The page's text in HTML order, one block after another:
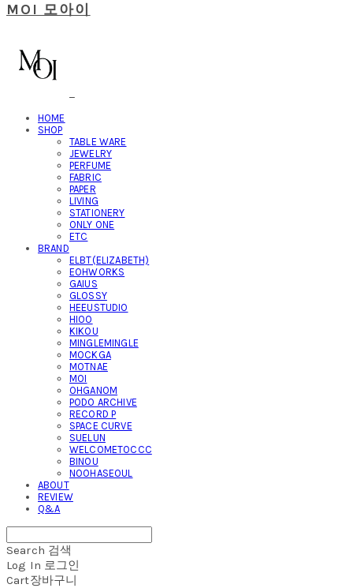
MOI 모아이
HOME
SHOP
TABLE WARE
JEWELRY
PERFUME
FABRIC
PAPER
LIVING
STATIONERY
ONLY ONE
ETC
BRAND
ELBT(ELIZABETH)
EOHWORKS
GAIUS
GLOSSY
HEEUSTUDIO
HIOO
KIKOU
MINGLEMINGLE
MOCKGA
MOTNAE
MOI
OHGANOM
PODO ARCHIVE
RECORD P
SPACE CURVE
SUELUN
WELCOMETOCCC
BINOU
NOOHASEOUL
ABOUT
REVIEW
Q&A
Search 검색
Log In 로그인
Cart장바구니